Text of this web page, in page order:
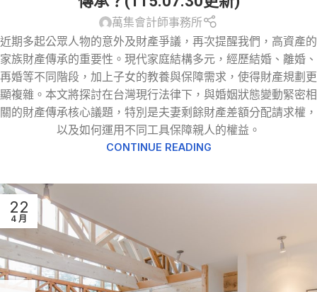
萬集會計師事務所
近期多起公眾人物的意外及財產爭議，再次提醒我們，高資產的
家族財產傳承的重要性。現代家庭結構多元，經歷結婚、離婚、
再婚等不同階段，加上子女的教養與保障需求，使得財產規劃更
顯複雜。本文將探討在台灣現行法律下，與婚姻狀態變動緊密相
關的財產傳承核心議題，特別是夫妻剩餘財產差額分配請求權，
以及如何運用不同工具保障親人的權益。
CONTINUE READING
22
4 月